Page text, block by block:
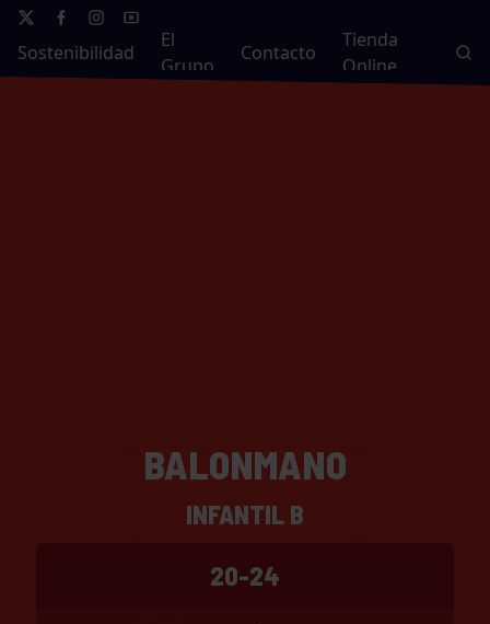
Sostenibilidad
El
Grupo
Contacto
Tienda
Online
BALONMANO
INFANTIL B
20-24